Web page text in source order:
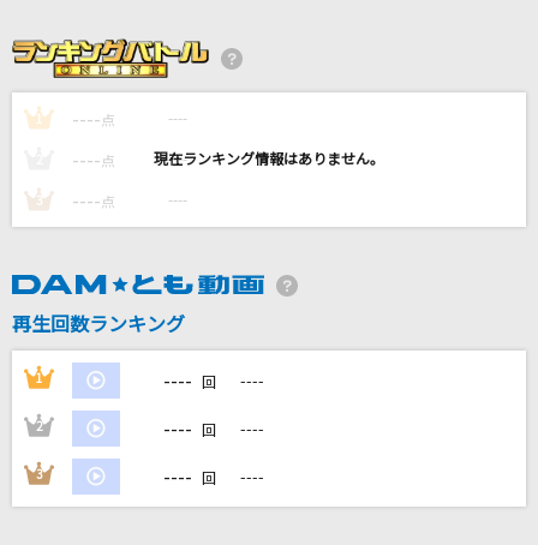
ギャンブル
syudou
夏色花火
[生音]チェックのワンピース
back number
DAMの新曲・ランキングなど
1 ---- 点 ----
---- 点 ----
3 ---- 点 ----
再生回数ランキング
1 ---- 回 ----
2 ---- 回 ----
3 ---- 回 ----